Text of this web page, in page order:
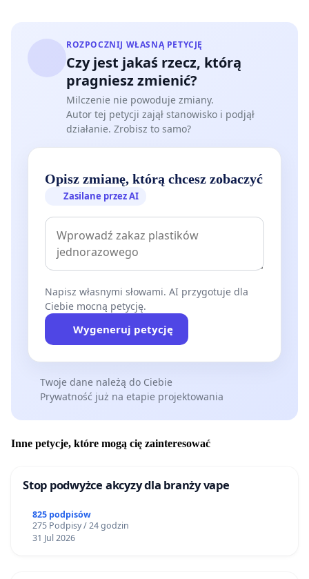
ROZPOCZNIJ WŁASNĄ PETYCJĘ
Czy jest jakaś rzecz, którą
pragniesz zmienić?
Milczenie nie powoduje zmiany.
Autor tej petycji zajął stanowisko i podjął
działanie. Zrobisz to samo?
Opisz zmianę, którą chcesz zobaczyć
Zasilane przez AI
Napisz własnymi słowami. AI przygotuje dla
Ciebie mocną petycję.
Wygeneruj petycję
Twoje dane należą do Ciebie
Prywatność już na etapie projektowania
Inne petycje, które mogą cię zainteresować
Stop podwyżce akcyzy dla branży vape
825 podpisów
275 Podpisy / 24 godzin
31 Jul 2026